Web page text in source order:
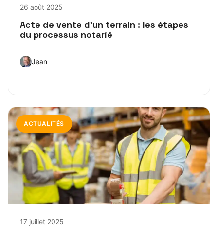
26 août 2025
Acte de vente d’un terrain : les étapes
du processus notarié
Jean
ACTUALITÉS
17 juillet 2025